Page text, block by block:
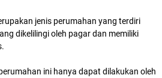
jenis perumahan yang terdiri
dikelilingi oleh pagar dan memiliki
ini hanya dapat dilakukan oleh